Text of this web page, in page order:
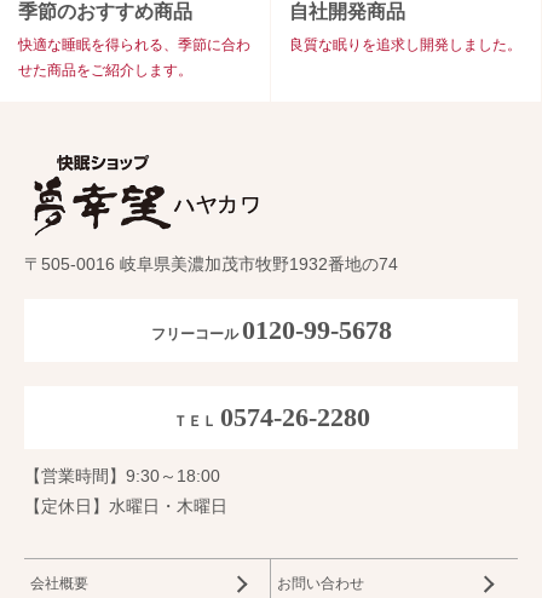
季節のおすすめ商品
快適な睡眠を得られる、季節に合わ
せた商品をご紹介します。
自社開発商品
良質な眠りを追求し開発しました。
〒505-0016 岐阜県美濃加茂市牧野1932番地の74
フリーコール0120-99-5678
ＴＥＬ 0574-26-2280
【営業時間】9:30～18:00
【定休日】水曜日・木曜日
会社概要 お問い合わせ